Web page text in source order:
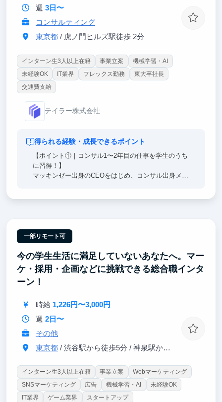
週 3日〜
コンサルティング
東京都/ 虎ノ門ヒルズ駅徒歩 2分
インターン生3人以上在籍 事業立案
機械学習・AI
未経験OK
IT業界 フレックス勤務
東大卒社長
交通費支給
テイラー株式会社
得られる経験・成長できるポイント
【ポイント①｜コンサル1〜2年目の仕事を学生のうち
に習得！】
マッキンゼー出身のCEOをはじめ、コンサル出身メン
ため、同期よりも早く成果を出せる基盤を築くことが
できます。
【ポイント②｜大手企業向けの業務変革に携われ
る！】
当社クライアントは日本を代表する大手企業が中心で
AIを活用した業務変革プロジェクトの中で、プロジェ
クト全体の推進に関わることができます。
一部リモート可
今の学生生活に満足していないあなたへ。マー
ケ・採用・企画などに挑戦できる総合職インタ
ーン！
時給 1,226円〜3,000円
週 2日〜
その他
東京都/ 渋谷駅から徒歩5分 / 神泉駅から徒歩3分
インターン生3人以上在籍 事業立案
Webマーケティング
SNSマーケティング
広告 機械学習・AI
未経験OK
IT業界
ゲーム業界 スタートアップ